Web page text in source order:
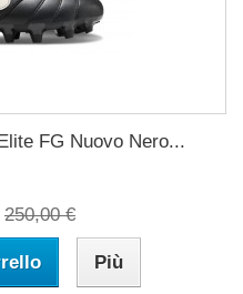
FG Nuovo Nero...
250,00 €
Più